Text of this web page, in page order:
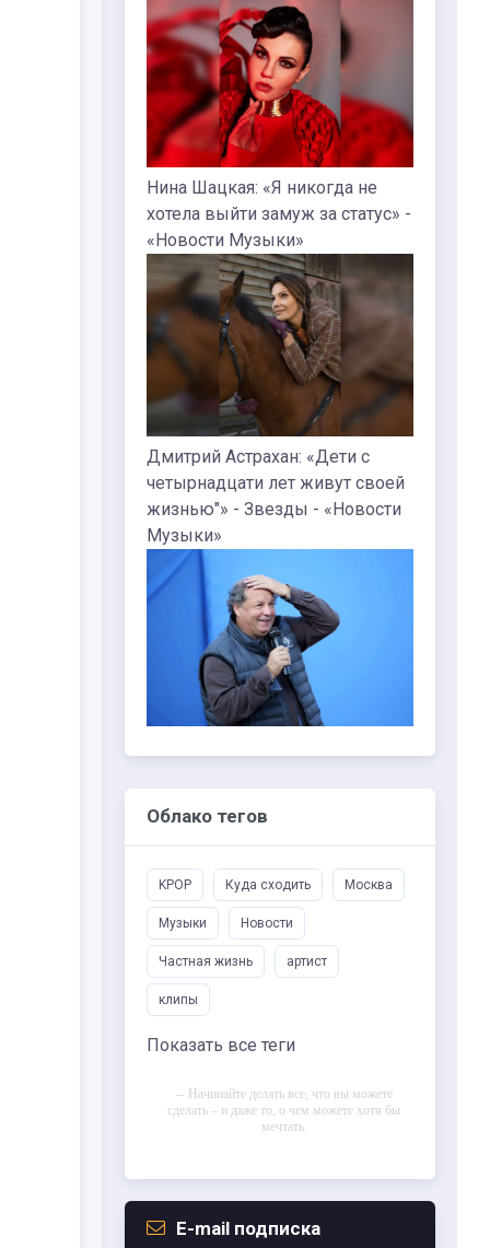
Нина Шацкая: «Я никогда не
хотела выйти замуж за статус» -
«Новости Музыки»
Дмитрий Астрахан: «Дети с
четырнадцати лет живут своей
жизнью"» - Звезды - «Новости
Музыки»
Облако тегов
KPOP Куда сходить Москва
Музыки Новости
Частная жизнь артист
клипы
Показать все теги
-- Начинайте делать все, что вы можете
сделать – и даже то, о чем можете хотя бы
мечтать.
всего. И мыслями можно управлять. И
-- Идите уверенно по направлению к мечте.
E-mail подписка